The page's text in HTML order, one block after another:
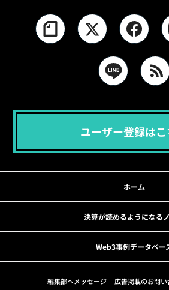
ユーザー登録はこ
ホーム
決算が読めるようになる
Web3事例データベー
編集部へメッセージ 広告掲載のお問